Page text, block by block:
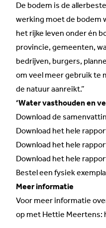
De bodem is de
werking moet de bodem
het rijke leven onder én
provincie, gemeenten,
bedrijven, burgers,
om veel meer gebruik te
de natuur aanreikt.”
‘Water vasthouden en
Download de
Download het hele
Download het hele
Download het hele
Bestel een fysiek
Meer informatie
Voor meer informatie
op met Hettie Meertens: